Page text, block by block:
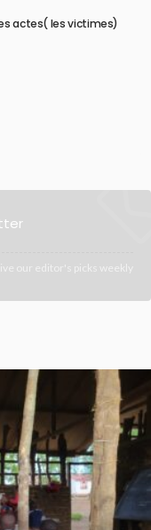
actes( les victimes)
our editor's picks weekly